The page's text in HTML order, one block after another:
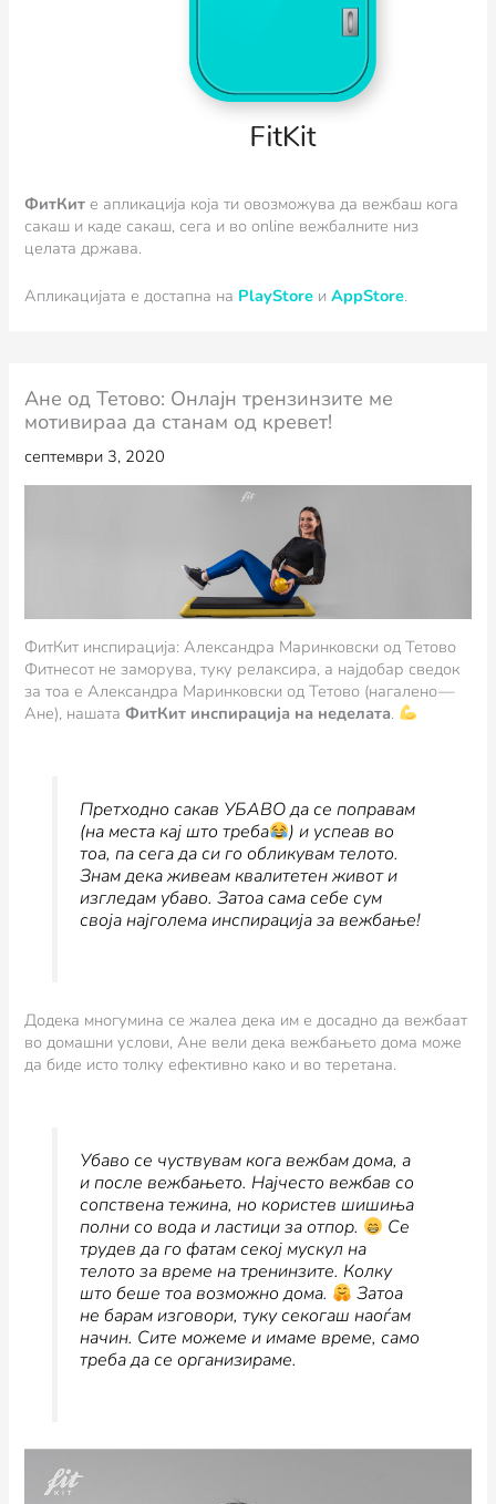
ФитКит e апликација која ти овозможува да вежбаш кога
сакаш и каде сакаш, сега и во online вежбалните низ
целата држава.
Апликацијата е достапна на PlayStore иAppStore.
Ане од Тетово: Онлајн трензинзите ме
мотивираа да станам од кревет!
септември 3, 2020
ФитКит инспирација: Александра Маринковски од Тетово
Фитнесот не заморува, туку релаксира, а најдобар сведок
за тоа е Александра Маринковски од Тетово (нагалено —
Ане), нашатаФитКит инспирација на неделата.
Претходно сакав УБАВО да се поправам
(на места кај што треба
) и успеав во
тоа, па сега да си го обликувам телото.
Знам дека живеам квалитетен живот и
изгледам убаво. Затоа сама себе сум
своја најголема инспирација за вежбање!
Додека многумина се жалеа дека им е досадно да вежбаат
во домашни услови, Ане вели дека вежбањето дома може
да биде исто толку ефективно како и во теретана.
Убаво се чуствувам кога вежбам дома, а
и после вежбањето. Најчесто вежбав со
сопствена тежина, но користев шишиња
полни со вода и ластици за отпор.
Се
трудев да го фатам секој мускул на
телото за време на тренинзите. Колку
што беше тоа возможно дома.
Затоа
не барам изговори, туку секогаш наоѓам
начин. Сите можеме и имаме време, само
треба да се организираме.